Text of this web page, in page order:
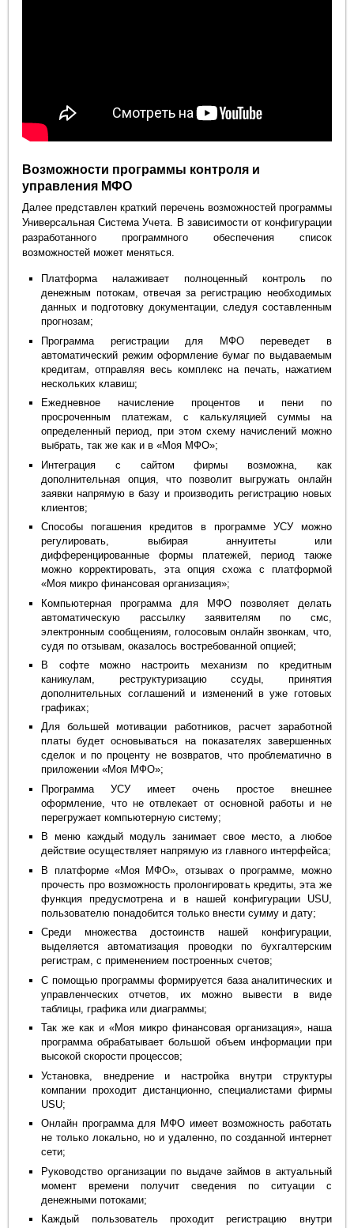
Возможности программы контроля и
управления МФО
Далее представлен краткий перечень возможностей программы
Универсальная Система Учета. В зависимости от конфигурации
разработанного программного обеспечения список
возможностей может меняться.
Платформа налаживает полноценный контроль по
денежным потокам, отвечая за регистрацию необходимых
данных и подготовку документации, следуя составленным
прогнозам;
Программа регистрации для МФО переведет в
автоматический режим оформление бумаг по выдаваемым
кредитам, отправляя весь комплекс на печать, нажатием
нескольких клавиш;
Ежедневное начисление процентов и пени по
просроченным платежам, с калькуляцией суммы на
определенный период, при этом схему начислений можно
выбрать, так же как и в «Моя МФО»;
Интеграция с сайтом фирмы возможна, как
дополнительная опция, что позволит выгружать онлайн
заявки напрямую в базу и производить регистрацию новых
клиентов;
Способы погашения кредитов в программе УСУ можно
регулировать, выбирая аннуитеты или
дифференцированные формы платежей, период также
можно корректировать, эта опция схожа с платформой
«Моя микро финансовая организация»;
Компьютерная программа для МФО позволяет делать
автоматическую рассылку заявителям по смс,
электронным сообщениям, голосовым онлайн звонкам, что,
судя по отзывам, оказалось востребованной опцией;
В софте можно настроить механизм по кредитным
каникулам, реструктуризацию ссуды, принятия
дополнительных соглашений и изменений в уже готовых
графиках;
Для большей мотивации работников, расчет заработной
платы будет основываться на показателях завершенных
сделок и по проценту не возвратов, что проблематично в
приложении «Моя МФО»;
Программа УСУ имеет очень простое внешнее
оформление, что не отвлекает от основной работы и не
перегружает компьютерную систему;
В меню каждый модуль занимает свое место, а любое
действие осуществляет напрямую из главного интерфейса;
В платформе «Моя МФО», отзывах о программе, можно
прочесть про возможность пролонгировать кредиты, эта же
функция предусмотрена и в нашей конфигурации USU,
пользователю понадобится только внести сумму и дату;
Среди множества достоинств нашей конфигурации,
выделяется автоматизация проводки по бухгалтерским
регистрам, с применением построенных счетов;
С помощью программы формируется база аналитических и
управленческих отчетов, их можно вывести в виде
таблицы, графика или диаграммы;
Так же как и «Моя микро финансовая организация», наша
программа обрабатывает большой объем информации при
высокой скорости процессов;
Установка, внедрение и настройка внутри структуры
компании проходит дистанционно, специалистами фирмы
USU;
Онлайн программа для МФО имеет возможность работать
не только локально, но и удаленно, по созданной интернет
сети;
Руководство организации по выдаче займов в актуальный
момент времени получит сведения по ситуации с
денежными потоками;
Каждый пользователь проходит регистрацию внутри